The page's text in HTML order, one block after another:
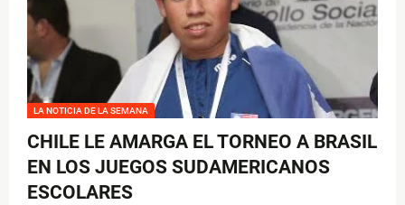
LA NOTICIA DE LA SEMANA
CHILE LE AMARGA EL TORNEO A BRASIL
EN LOS JUEGOS SUDAMERICANOS
ESCOLARES